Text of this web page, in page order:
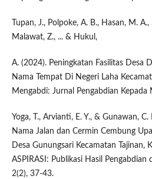
Tupan, J., Polpoke, A. B., Hasan, M.
Malawat, Z., ... & Hukul,
A. (2024). Peningkatan Fasilitas Desa
Nama Tempat Di Negeri Laha
Mengabdi: Jurnal Pengabdian
Yoga, T., Arvianti, E. Y., & Gunawan,
Nama Jalan dan Cermin Cembung
Desa Gunungsari Kecamatan Tajinan,
ASPIRASI: Publikasi Hasil Pengabdian
2(2), 37-43.